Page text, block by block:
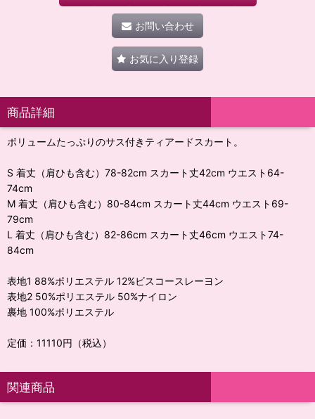
お問い合わせ
お気に入り登録
商品詳細
ボリュームたっぷりのサス付きティアードスカート。
S 着丈（肩ひも含む）78-82cm スカート丈42cm ウエスト64-
74cm
M 着丈（肩ひも含む）80-84cm スカート丈44cm ウエスト69-
79cm
L 着丈（肩ひも含む）82-86cm スカート丈46cm ウエスト74-
84cm
表地1 88%ポリエステル 12%ビスコースレーヨン
表地2 50%ポリエステル 50%ナイロン
裹地 100%ポリエステル
定価：11110円（税込）
関連商品